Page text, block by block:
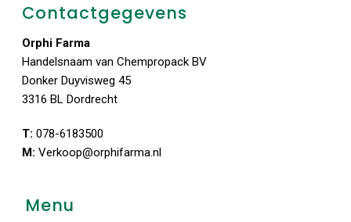
Contactgegevens
Orphi Farma
Handelsnaam van Chempropack BV
Donker Duyvisweg 45
3316 BL Dordrecht
T: 078-6183500
M: Verkoop@orphifarma.nl
Menu